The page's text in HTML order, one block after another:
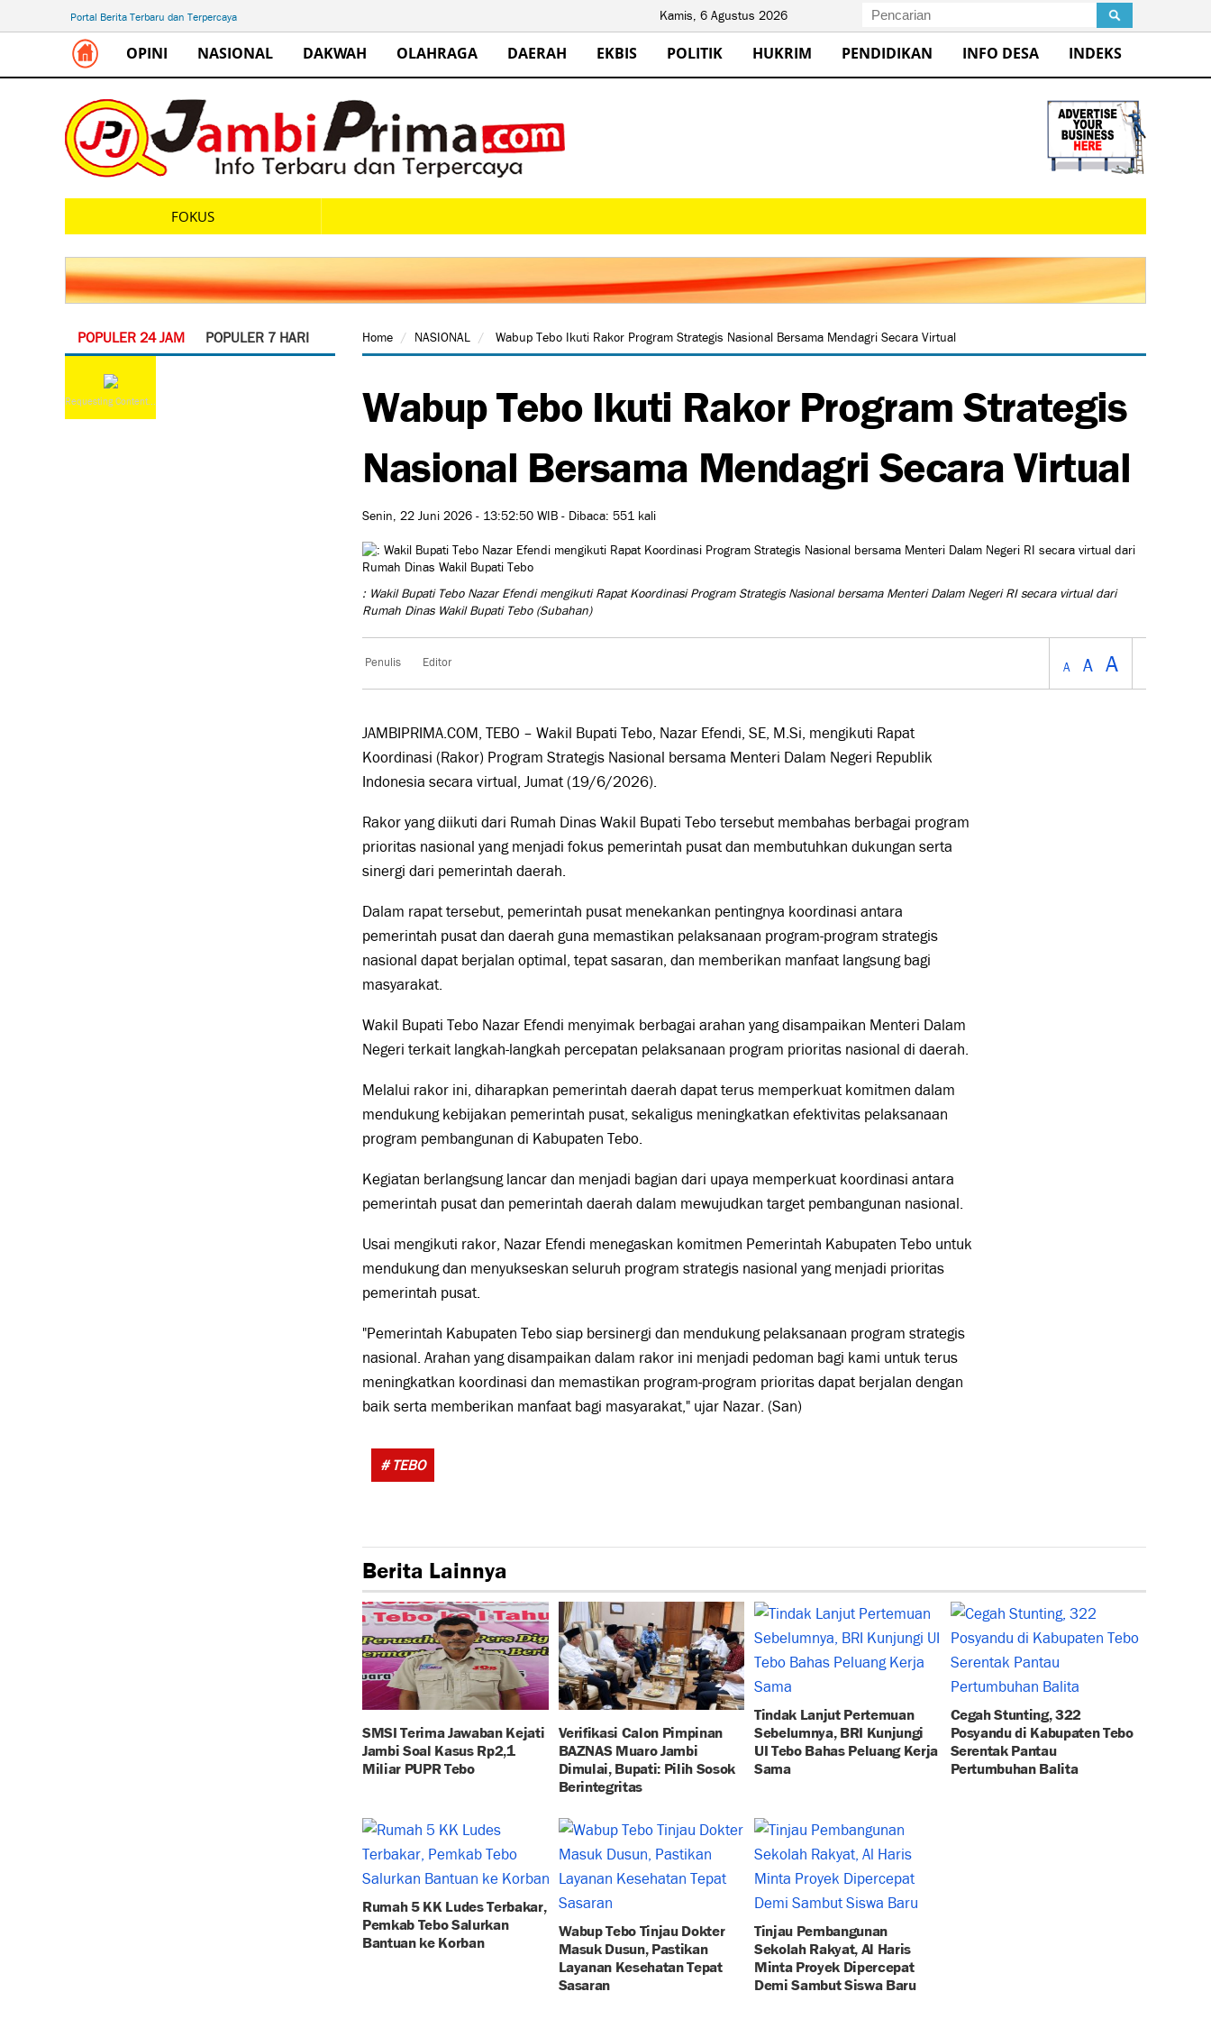
Portal Berita Terbaru dan Terpercaya Kamis, 6 Agustus 2026
OPINI NASIONAL DAKWAH OLAHRAGA DAERAH EKBIS POLITIK HUKRIM PENDIDIKAN INFO DESA INDEKS
FOKUS
POPULER 24 JAM POPULER 7 HARI
Requesting Content...
Home NASIONAL Wabup Tebo Ikuti Rakor Program Strategis Nasional Bersama Mendagri Secara Virtual
Wabup Tebo Ikuti Rakor Program Strategis
Nasional Bersama Mendagri Secara Virtual
Senin, 22 Juni 2026 - 13:52:50 WIB - Dibaca: 551 kali
: Wakil Bupati Tebo Nazar Efendi mengikuti Rapat Koordinasi Program Strategis Nasional bersama Menteri Dalam Negeri RI secara virtual dari
Rumah Dinas Wakil Bupati Tebo (Subahan)
Penulis Editor A A A
JAMBIPRIMA.COM, TEBO – Wakil Bupati Tebo, Nazar Efendi, SE, M.Si, mengikuti Rapat
Koordinasi (Rakor) Program Strategis Nasional bersama Menteri Dalam Negeri Republik
Indonesia secara virtual, Jumat (19/6/2026).
Rakor yang diikuti dari Rumah Dinas Wakil Bupati Tebo tersebut membahas berbagai program
prioritas nasional yang menjadi fokus pemerintah pusat dan membutuhkan dukungan serta
sinergi dari pemerintah daerah.
Dalam rapat tersebut, pemerintah pusat menekankan pentingnya koordinasi antara
pemerintah pusat dan daerah guna memastikan pelaksanaan program-program strategis
nasional dapat berjalan optimal, tepat sasaran, dan memberikan manfaat langsung bagi
masyarakat.
Wakil Bupati Tebo Nazar Efendi menyimak berbagai arahan yang disampaikan Menteri Dalam
Negeri terkait langkah-langkah percepatan pelaksanaan program prioritas nasional di daerah.
Melalui rakor ini, diharapkan pemerintah daerah dapat terus memperkuat komitmen dalam
mendukung kebijakan pemerintah pusat, sekaligus meningkatkan efektivitas pelaksanaan
program pembangunan di Kabupaten Tebo.
Kegiatan berlangsung lancar dan menjadi bagian dari upaya memperkuat koordinasi antara
pemerintah pusat dan pemerintah daerah dalam mewujudkan target pembangunan nasional.
Usai mengikuti rakor, Nazar Efendi menegaskan komitmen Pemerintah Kabupaten Tebo untuk
mendukung dan menyukseskan seluruh program strategis nasional yang menjadi prioritas
pemerintah pusat.
"Pemerintah Kabupaten Tebo siap bersinergi dan mendukung pelaksanaan program strategis
nasional. Arahan yang disampaikan dalam rakor ini menjadi pedoman bagi kami untuk terus
meningkatkan koordinasi dan memastikan program-program prioritas dapat berjalan dengan
baik serta memberikan manfaat bagi masyarakat," ujar Nazar. (San)
# TEBO
Berita Lainnya
SMSI Terima Jawaban Kejati
Jambi Soal Kasus Rp2,1
Miliar PUPR Tebo
Verifikasi Calon Pimpinan
BAZNAS Muaro Jambi
Dimulai, Bupati: Pilih Sosok
Berintegritas
Tindak Lanjut Pertemuan
Sebelumnya, BRI Kunjungi
UI Tebo Bahas Peluang Kerja
Sama
Cegah Stunting, 322
Posyandu di Kabupaten Tebo
Serentak Pantau
Pertumbuhan Balita
Rumah 5 KK Ludes Terbakar,
Pemkab Tebo Salurkan
Bantuan ke Korban
Wabup Tebo Tinjau Dokter
Masuk Dusun, Pastikan
Layanan Kesehatan Tepat
Sasaran
Tinjau Pembangunan
Sekolah Rakyat, Al Haris
Minta Proyek Dipercepat
Demi Sambut Siswa Baru